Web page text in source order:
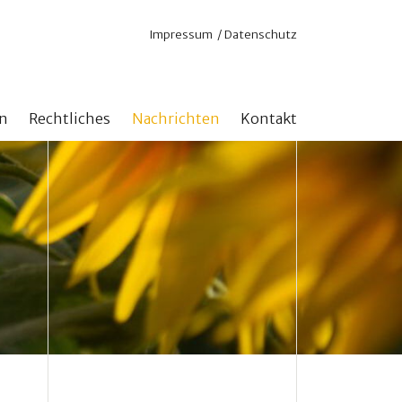
Navigation
Impressum Datenschutz
Online
für aktuelle Projekte
ohne Zweckbindung
mit Zweckbindung
erhöhen
Rechtliches
Satzung
Steuerliche Anerkennung
Nachrichten Kontakt